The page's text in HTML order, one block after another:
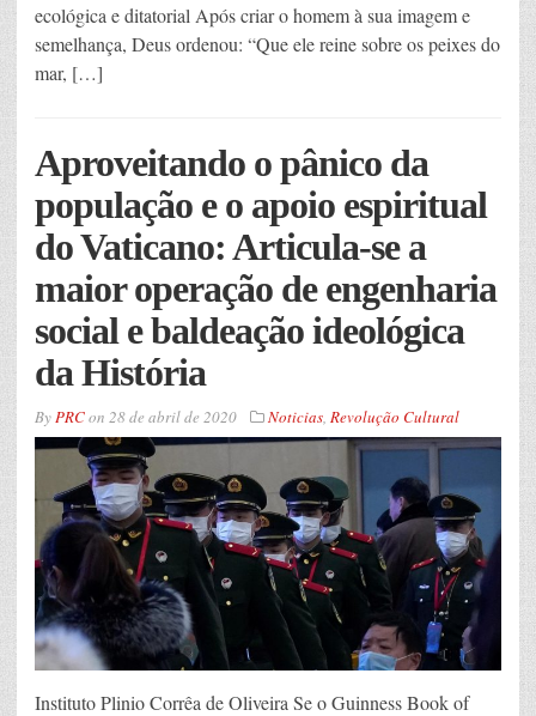
ecológica e ditatorial Após criar o homem à sua imagem e
semelhança, Deus ordenou: “Que ele reine sobre os peixes do
mar, […]
Aproveitando o pânico da
população e o apoio espiritual
do Vaticano: Articula-se a
maior operação de engenharia
social e baldeação ideológica
da História
ByPRCon 28 de abril de 2020 Noticias, Revolução Cultural
Instituto Plinio Corrêa de Oliveira Se o Guinness Book of